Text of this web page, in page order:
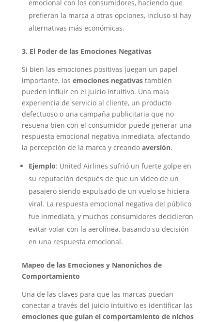
emocional con los consumidores, haciendo que
prefieran la marca a otras opciones, incluso si hay
alternativas más económicas.
3. El Poder de las Emociones Negativas
Si bien las emociones positivas juegan un papel
importante, las emociones negativastambién
pueden influir en el juicio intuitivo. Una mala
experiencia de servicio al cliente, un producto
defectuoso o una campaña publicitaria que no
resuena bien con el consumidor puede generar una
respuesta emocional negativa inmediata, afectando
la percepción de la marca y creando aversión.
Ejemplo: United Airlines sufrió un fuerte golpe en
su reputación después de que un video de un
pasajero siendo expulsado de un vuelo se hiciera
viral. La respuesta emocional negativa del público
fue inmediata, y muchos consumidores decidieron
evitar volar con la aerolínea, basando su decisión
en una respuesta emocional.
Mapeo de las Emociones y Nanonichos de
Comportamiento
Una de las claves para que las marcas puedan
conectar a través del juicio intuitivo es identificar las
emociones que guían el comportamiento de nichos